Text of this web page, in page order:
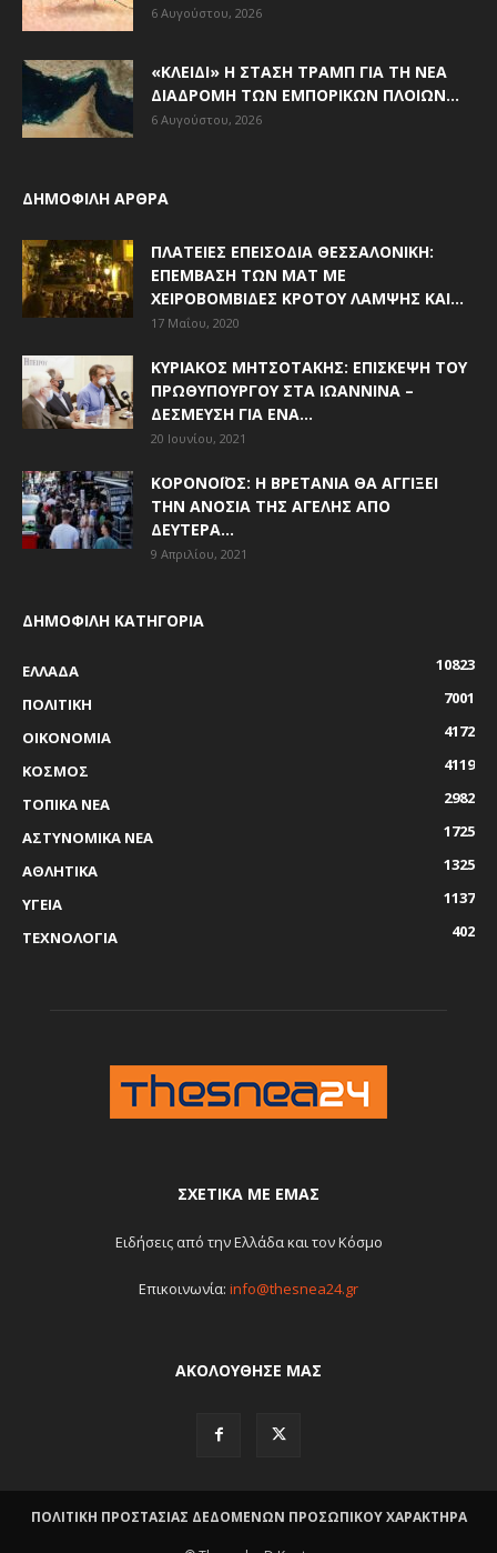
6 Αυγούστου, 2026
«ΚΛΕΙΔΊ» Η ΣΤΆΣΗ ΤΡΑΜΠ ΓΙΑ ΤΗ ΝΈΑ
ΔΙΑΔΡΟΜΉ ΤΩΝ ΕΜΠΟΡΙΚΏΝ ΠΛΟΊΩΝ...
6 Αυγούστου, 2026
ΔΗΜΟΦΙΛΗ ΑΡΘΡΑ
ΠΛΑΤΕΊΕΣ ΕΠΕΙΣΌΔΙΑ ΘΕΣΣΑΛΟΝΊΚΗ:
ΕΠΈΜΒΑΣΗ ΤΩΝ ΜΑΤ ΜΕ
ΧΕΙΡΟΒΟΜΒΊΔΕΣ ΚΡΌΤΟΥ ΛΆΜΨΗΣ ΚΑΙ...
17 Μαΐου, 2020
ΚΥΡΙΆΚΟΣ ΜΗΤΣΟΤΆΚΗΣ: ΕΠΊΣΚΕΨΗ ΤΟΥ
ΠΡΩΘΥΠΟΥΡΓΟΎ ΣΤΑ ΙΩΆΝΝΙΝΑ –
ΔΈΣΜΕΥΣΗ ΓΙΑ ΈΝΑ...
20 Ιουνίου, 2021
ΚΟΡΟΝΟΪΌΣ: Η ΒΡΕΤΑΝΊΑ ΘΑ ΑΓΓΊΞΕΙ
ΤΗΝ ΑΝΟΣΊΑ ΤΗΣ ΑΓΈΛΗΣ ΑΠΌ
ΔΕΥΤΈΡΑ...
9 Απριλίου, 2021
ΔΗΜΟΦΙΛΗ ΚΑΤΗΓΟΡΙΑ
ΕΛΛΑΔΑ
10823
ΠΟΛΙΤΙΚΗ
7001
ΟΙΚΟΝΟΜΙΑ
4172
ΚΟΣΜΟΣ
4119
ΤΟΠΙΚΑ ΝΕΑ
2982
ΑΣΤΥΝΟΜΙΚΑ ΝΕΑ
1725
ΑΘΛΗΤΙΚΑ
1325
ΥΓΕΙΑ
1137
ΤΕΧΝΟΛΟΓΙΑ
402
ΣΧΕΤΙΚΆ ΜΕ ΕΜΆΣ
Ειδήσεις από την Ελλάδα και τον Κόσμο
Επικοινωνία: info@thesnea24.gr
ΑΚΟΛΟΥΘΗΣΕ ΜΑΣ
ΠΟΛΙΤΙΚΗ ΠΡΟΣΤΑΣΙΑΣ ΔΕΔΟΜΕΝΩΝ ΠΡΟΣΩΠΙΚΟΥ ΧΑΡΑΚΤΗΡΑ